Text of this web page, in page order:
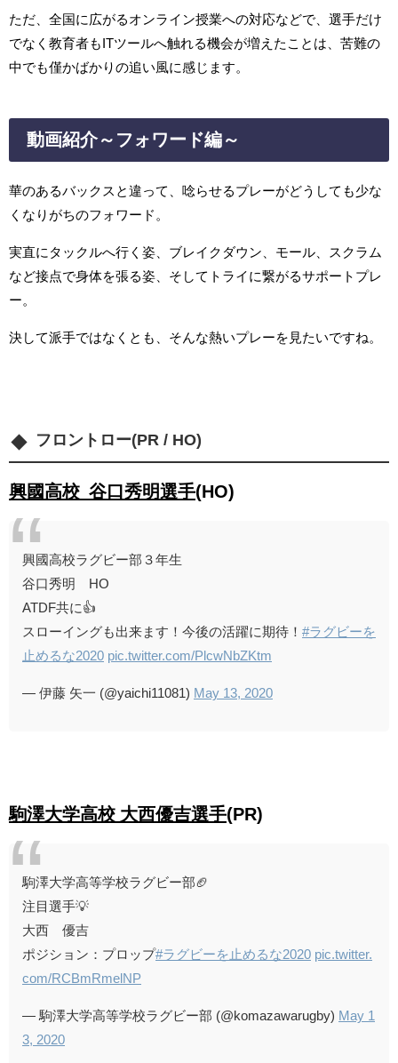
ただ、全国に広がるオンライン授業への対応などで、選手だけ
でなく教育者もITツールへ触れる機会が増えたことは、苦難の
中でも僅かばかりの追い風に感じます。
動画紹介～フォワード編～
華のあるバックスと違って、唸らせるプレーがどうしても少な
くなりがちのフォワード。
実直にタックルへ行く姿、ブレイクダウン、モール、スクラム
など接点で身体を張る姿、そしてトライに繋がるサポートプレ
ー。
決して派手ではなくとも、そんな熱いプレーを見たいですね。
フロントロー(PR / HO)
興國高校 谷口秀明選手(HO)
興國高校ラグビー部３年生
谷口秀明 HO
ATDF共に👍
スローイングも出来ます！今後の活躍に期待！ #ラグビーを
止めるな2020 pic.twitter.com/PlcwNbZKtm
— 伊藤 矢一 (@yaichi11081) May 13, 2020
駒澤大学高校 大西優吉選手(PR)
駒澤大学高等学校ラグビー部🏈
注目選手💡
大西 優吉
ポジション：プロップ#ラグビーを止めるな2020 pic.twitter.
com/RCBmRmelNP
— 駒澤大学高等学校ラグビー部 (@komazawarugby) May 1
3, 2020